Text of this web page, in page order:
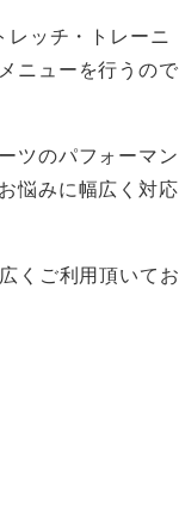
レッチ・トレーニ
ニューを行うので
ツのパフォーマン
悩みに幅広く対応
くご利用頂いてお